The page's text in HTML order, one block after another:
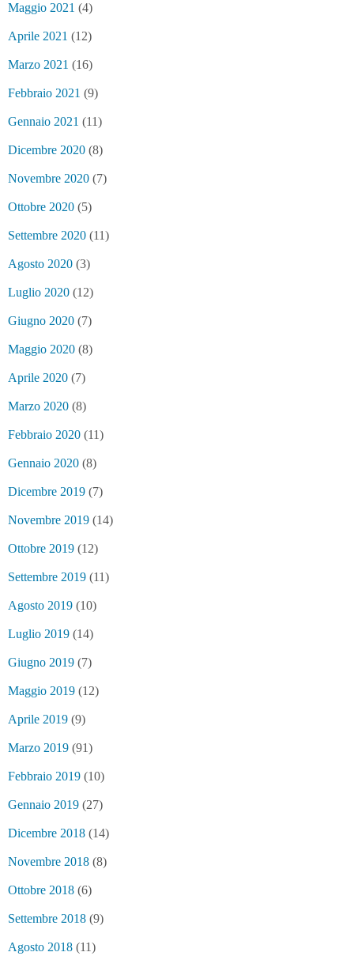
Maggio 2021 (4)
Aprile 2021 (12)
Marzo 2021 (16)
Febbraio 2021 (9)
Gennaio 2021 (11)
Dicembre 2020 (8)
Novembre 2020 (7)
Ottobre 2020 (5)
Settembre 2020 (11)
Agosto 2020 (3)
Luglio 2020 (12)
Giugno 2020 (7)
Maggio 2020 (8)
Aprile 2020 (7)
Marzo 2020 (8)
Febbraio 2020 (11)
Gennaio 2020 (8)
Dicembre 2019 (7)
Novembre 2019 (14)
Ottobre 2019 (12)
Settembre 2019 (11)
Agosto 2019 (10)
Luglio 2019 (14)
Giugno 2019 (7)
Maggio 2019 (12)
Aprile 2019 (9)
Marzo 2019 (91)
Febbraio 2019 (10)
Gennaio 2019 (27)
Dicembre 2018 (14)
Novembre 2018 (8)
Ottobre 2018 (6)
Settembre 2018 (9)
Agosto 2018 (11)